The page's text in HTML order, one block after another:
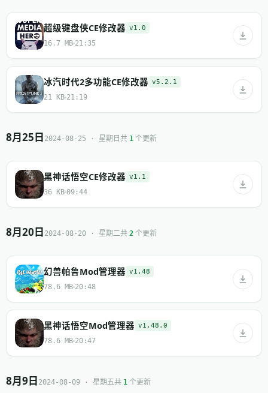
超级键盘侠CE修改器 v1.0
16.7 MB 21:35
冰汽时代2多功能CE修改器 v5.2.1
21 KB 21:19
8月25日 2024-08-25 · 星期日 共 1 个更新
黑神话悟空CE修改器 v1.1
36 KB 09:44
8月20日 2024-08-20 · 星期二共 2 个更新
幻兽帕鲁Mod管理器 v1.48
78.6 MB 20:48
黑神话悟空Mod管理器 v1.48.0
78.6 MB 20:47
8月9日 2024-08-09 · 星期五共 1 个更新